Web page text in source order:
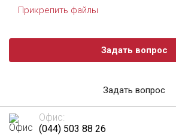
Прикрепить файлы
Задать вопрос
Задать вопрос
Офис:
(044) 503 88 26